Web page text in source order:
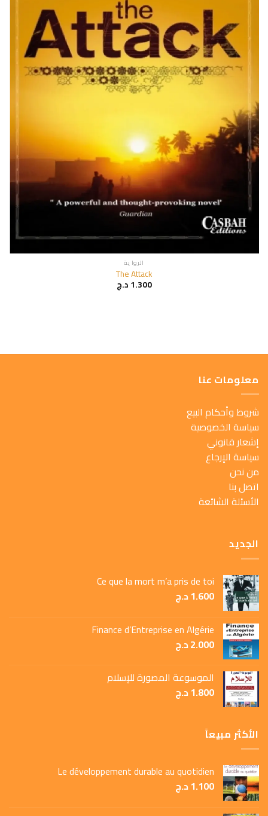
الروا ية
The Attack
1.300د.ج
معلومات عنا
شروط وأحكام البيع
سياسة الخصوصية
إشعار قانوني
سياسة الإرجاع
من نحن
اتصل بنا
الأسئلة الشائعة
الجديد
Ce que la mort m’a pris de toi
1.600د.ج
Finance d’Entreprise en Algérie
2.000د.ج
الموسوعة المصورة للإسلام
1.800د.ج
الأكثر مبيعاً
Le développement durable au quotidien
1.100د.ج